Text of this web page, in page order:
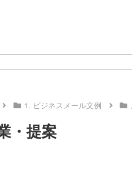
1. ビジネスメール文例
・提案